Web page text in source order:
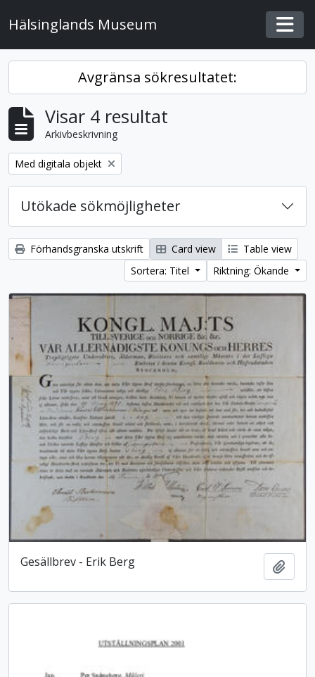
Hälsinglands Museum
Avgränsa sökresultatet:
Visar 4 resultat
Arkivbeskrivning
Remove filter:
Med digitala objekt
Utökade sökmöjligheter
Förhandsgranska utskrift Card view
Table view
Sortera: Titel
Riktning: Ökande
Gesällbrev - Erik Berg